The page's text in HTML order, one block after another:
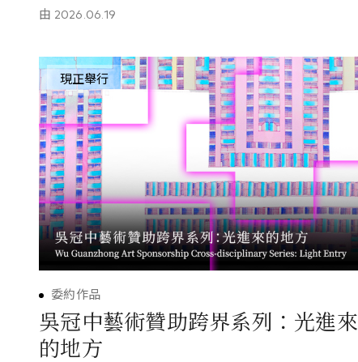
由 2026.06.19
現正舉行
委約作品
吳冠中藝術贊助跨界系列：光進來
的地方